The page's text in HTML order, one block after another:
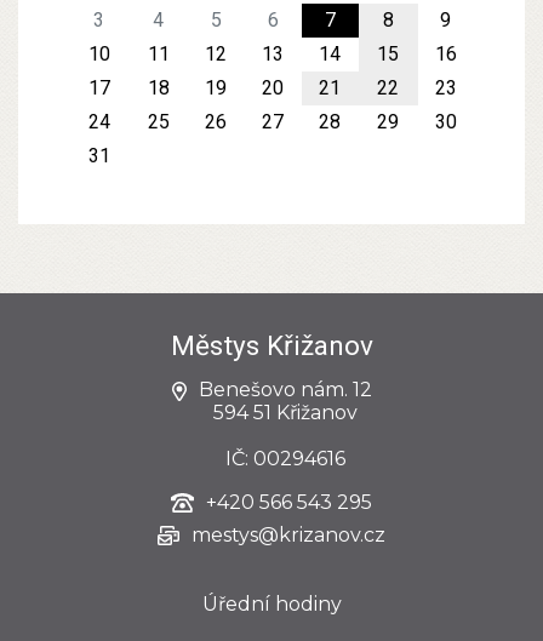
3
4 5 6 7 8
9
10
11 12 13 14 15
16
17
18 19 20 21 22
23
24
25 26 27 28 29
30
31
Městys Křižanov
Benešovo nám. 12
594 51 Křižanov
IČ: 00294616
+420 566 543 295
mestys@krizanov.cz
Úřední hodiny